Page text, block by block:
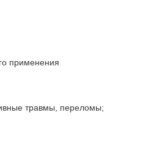
применения
травмы, переломы;